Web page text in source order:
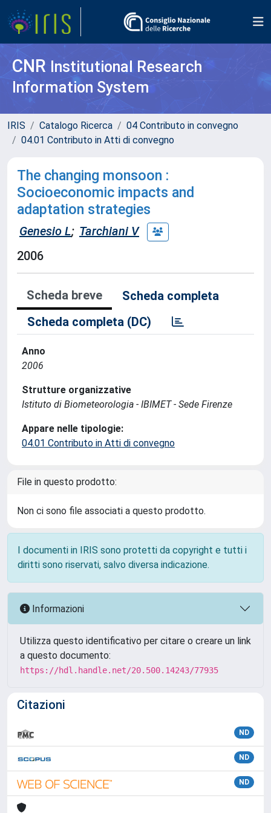
CNR Institutional Research
Information System
IRIS Catalogo Ricerca
04 Contributo in convegno
04.01 Contributo in Atti di convegno
The changing monsoon :
Socioeconomic impacts and
adaptation strategies
Genesio L; Tarchiani V
2006
Scheda breve
Scheda completa
Scheda completa (DC)
Anno
2006
Strutture organizzative
Istituto di Biometeorologia - IBIMET - Sede Firenze
Appare nelle tipologie:
04.01 Contributo in Atti di convegno
File in questo prodotto:
Non ci sono file associati a questo prodotto.
I documenti in IRIS sono protetti da copyright e tutti i
diritti sono riservati, salvo diversa indicazione.
Informazioni
Utilizza questo identificativo per citare o creare un link
a questo documento:
https://hdl.handle.net/20.500.14243/77935
Citazioni
ND
ND
ND